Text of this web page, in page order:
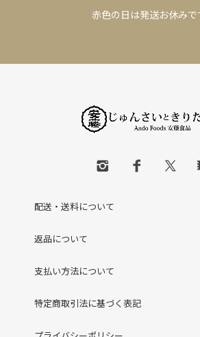
赤色の日は発送お休みで
配送・送料について
返品について
支払い方法について
特定商取引法に基づく表記